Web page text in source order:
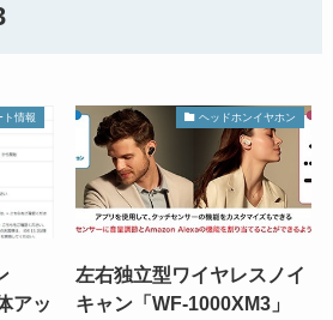
ト情報
アッ
ヘッドホンイヤホン
左右独立型ワイヤレスノイ
キャン「WF-1000XM3」